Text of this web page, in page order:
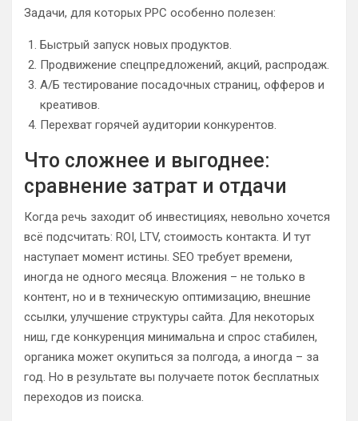
Задачи, для которых PPC особенно полезен:
Быстрый запуск новых продуктов.
Продвижение спецпредложений, акций, распродаж.
А/Б тестирование посадочных страниц, офферов и
креативов.
Перехват горячей аудитории конкурентов.
Что сложнее и выгоднее:
сравнение затрат и отдачи
Когда речь заходит об инвестициях, невольно хочется
всё подсчитать: ROI, LTV, стоимость контакта. И тут
наступает момент истины. SEO требует времени,
иногда не одного месяца. Вложения – не только в
контент, но и в техническую оптимизацию, внешние
ссылки, улучшение структуры сайта. Для некоторых
ниш, где конкуренция минимальна и спрос стабилен,
органика может окупиться за полгода, а иногда – за
год. Но в результате вы получаете поток бесплатных
переходов из поиска.